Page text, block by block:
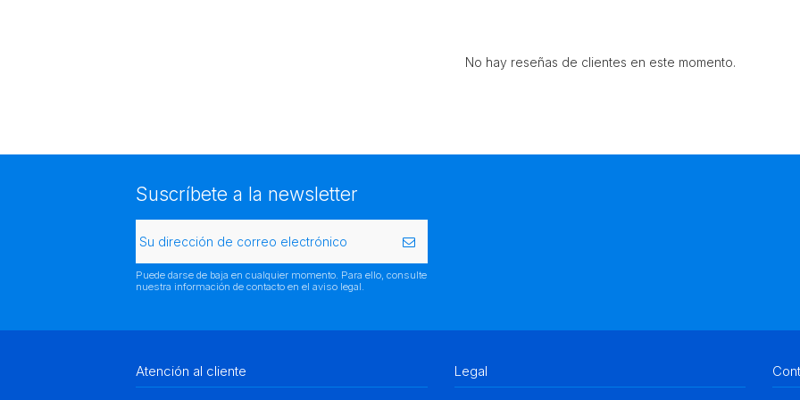
No hay reseñas de clientes en este momento.
Suscríbete a la newsletter
Puede darse de baja en cualquier momento. Para ello, consulte
nuestra información de contacto en el aviso legal.
Atención al cliente Legal